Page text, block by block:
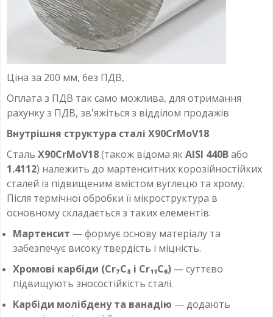
Ціна за 200 мм, без ПДВ,
Оплата з ПДВ так само можлива, для отримання
рахунку з ПДВ, зв'яжіться з відділом продажів
Внутрішня структура сталі X90CrMoV18
Сталь X90CrMoV18(також відома як AISI 440Bабо
1.4112) належить до мартенситних корозійностійких
сталей із підвищеним вмістом вуглецю та хрому.
Після термічної обробки її мікроструктура в
основному складається з таких елементів:
Мартенсит — формує основу матеріалу та
забезпечує високу твердість і міцність.
Хромові карбіди (Cr₇C₃ і Cr₁₁C₆) — суттєво
підвищують зносостійкість сталі.
Карбіди молібдену та ванадію — додають